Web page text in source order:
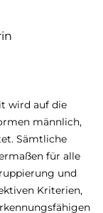
wird auf die
männlich,
Sämtliche
für alle
und
Kriterien,